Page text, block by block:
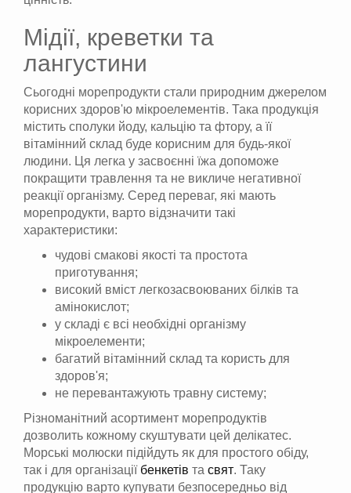
Мідії, креветки та
лангустини
Сьогодні морепродукти стали природним джерелом
корисних здоров'ю мікроелементів. Така продукція
містить сполуки йоду, кальцію та фтору, а її
вітамінний склад буде корисним для будь-якої
людини. Ця легка у засвоєнні їжа допоможе
покращити травлення та не викличе негативної
реакції організму. Серед переваг, які мають
морепродукти, варто відзначити такі
характеристики:
чудові смакові якості та простота
приготування;
високий вміст легкозасвоюваних білків та
амінокислот;
у складі є всі необхідні організму
мікроелементи;
багатий вітамінний склад та користь для
здоров'я;
не перевантажують травну систему;
Різноманітний асортимент морепродуктів
дозволить кожному скуштувати цей делікатес.
Морські молюски підійдуть як для простого обіду,
так і для організації бенкетів та свят. Таку
продукцію варто купувати безпосередньо від